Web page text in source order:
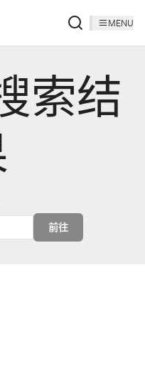
MENU
索结
前往